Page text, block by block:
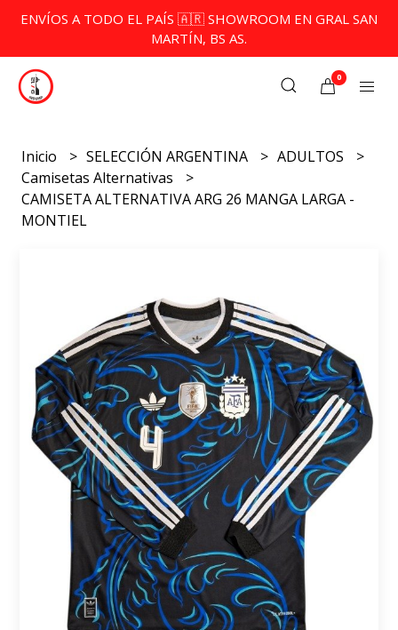
ENVÍOS A TODO EL PAÍS 🇦🇷 SHOWROOM EN GRAL SAN
MARTÍN, BS AS.
0
Inicio SELECCIÓN ARGENTINA
ADULTOS
Camisetas Alternativas
CAMISETA ALTERNATIVA ARG 26 MANGA LARGA -
MONTIEL